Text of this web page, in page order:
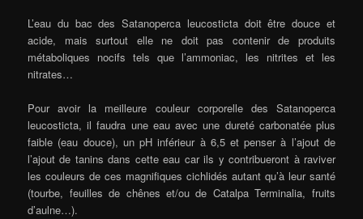
L’eau du bac des Satanoperca leucosticta doit être douce et
acide, mais surtout elle ne doit pas contenir de produits
métaboliques nocifs tels que l’ammoniac, les nitrites et les
nitrates…
Pour avoir la meilleure couleur corporelle des Satanoperca
leucosticta, il faudra une eau avec une dureté carbonatée plus
faible (eau douce), un pH inférieur à 6,5 et penser à l’ajout de
l’ajout de tanins dans cette eau car ils y contribueront à raviver
les couleurs de ces magnifiques cichlidés autant qu’à leur santé
(tourbe, feuilles de chênes et/ou de Catalpa Terminalia, fruits
d’aulne…).